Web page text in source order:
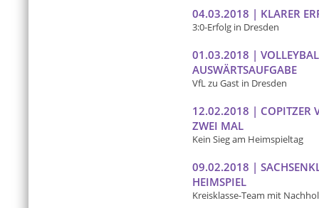
04.03.2018 | KLARER
3:0-Erfolg in Dresden
01.03.2018 |
AUSWÄRTSAUFGABE
VfL zu Gast in Dresden
12.02.2018 | COPITZER
ZWEI MAL
Kein Sieg am Heimspieltag
09.02.2018 |
HEIMSPIEL
Kreisklasse-Team mit